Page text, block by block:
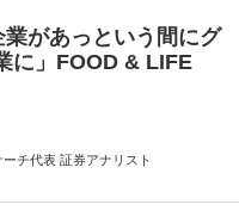
があっという間にグ
に」FOOD & LIFE
チ代表 証券アナリスト